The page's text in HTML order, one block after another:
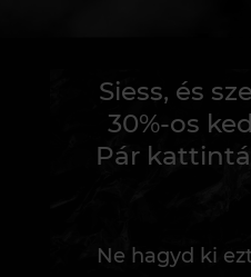
Siess, és
30%-os
Pár
Ne hagyd ki